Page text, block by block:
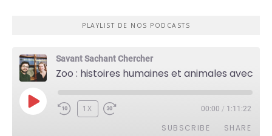
PLAYLIST DE NOS PODCASTS
Savant Sachant Chercher
PLAY
EPISODE
1X 00:00 / 1:11:22
SUBSCRIBE SHARE